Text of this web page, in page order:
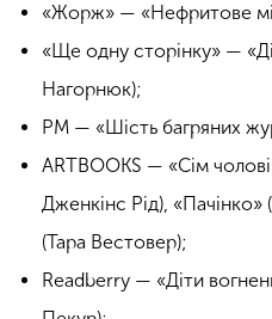
«Жорж» — «Нефритове
«Ще одну сторінку» —
Нагорнюк);
РМ — «Шість багряних
ARTBOOKS — «Сім
Дженкінс Рід), «Пачінко»
(Тара Вестовер);
Readberry — «Діти